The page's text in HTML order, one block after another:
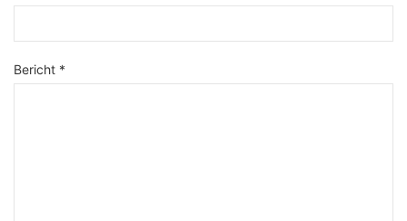
Bericht *